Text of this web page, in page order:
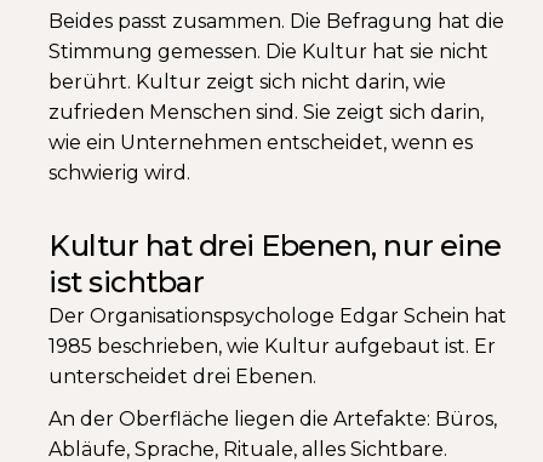
Beides passt zusammen. Die Befragung hat die
Stimmung gemessen. Die Kultur hat sie nicht
berührt. Kultur zeigt sich nicht darin, wie
zufrieden Menschen sind. Sie zeigt sich darin,
wie ein Unternehmen entscheidet, wenn es
schwierig wird.
Kultur hat drei Ebenen, nur eine
ist sichtbar
Der Organisationspsychologe Edgar Schein hat
1985 beschrieben, wie Kultur aufgebaut ist. Er
unterscheidet drei Ebenen.
An der Oberfläche liegen die Artefakte: Büros,
Abläufe, Sprache, Rituale, alles Sichtbare.